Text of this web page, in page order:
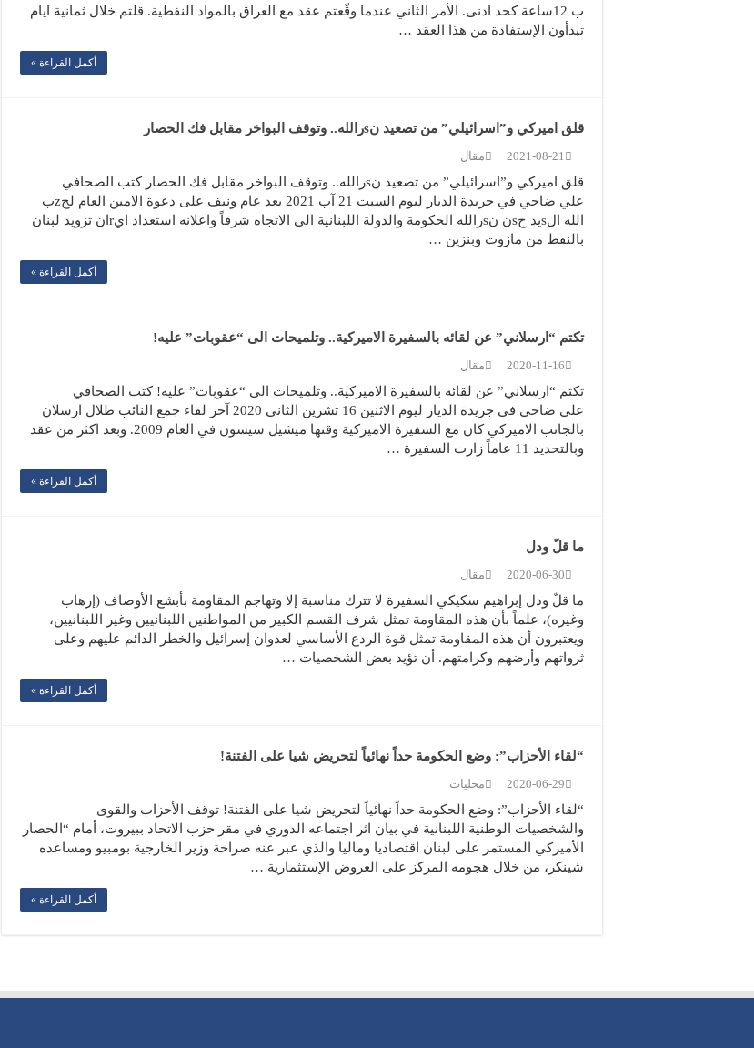
ب 12ساعة كحد ادنى. الأمر الثاني عندما وقّعتم عقد مع العراق بالمواد النفطية. قلتم خلال ثمانية ايام
تبدأون الإستفادة من هذا العقد …
أكمل القراءة »
قلق اميركي و”اسرائيلي” من تصعيد نsرالله.. وتوقف البواخر مقابل فك الحصار
2021-08-21 مقال
قلق اميركي و”اسرائيلي” من تصعيد نsرالله.. وتوقف البواخر مقابل فك الحصار كتب الصحافي
علي ضاحي في جريدة الديار ليوم السبت 21 آب 2021 بعد عام ونيف على دعوة الامين العام لحzب
الله الsيد حsن نsرالله الحكومة والدولة اللبنانية الى الاتجاه شرقاً واعلانه استعداد ايrان تزويد لبنان
بالنفط من مازوت وبنزين …
أكمل القراءة »
تكتم “ارسلاني” عن لقائه بالسفيرة الاميركية.. وتلميحات الى “عقوبات” عليه!
2020-11-16 مقال
تكتم “ارسلاني” عن لقائه بالسفيرة الاميركية.. وتلميحات الى “عقوبات” عليه! كتب الصحافي
علي ضاحي في جريدة الديار ليوم الاثنين 16 تشرين الثاني 2020 آخر لقاء جمع النائب طلال ارسلان
بالجانب الاميركي كان مع السفيرة الاميركية وقتها ميشيل سيسون في العام 2009. وبعد اكثر من عقد
وبالتحديد 11 عاماً زارت السفيرة …
أكمل القراءة »
ما قلّ ودل
2020-06-30 مقال
ما قلّ ودل إبراهيم سكيكي السفيرة لا تترك مناسبة إلا وتهاجم المقاومة بأبشع الأوصاف (إرهاب
وغيره)، علماً بأن هذه المقاومة تمثل شرف القسم الكبير من المواطنين اللبنانيين وغير اللبنانيين،
ويعتبرون أن هذه المقاومة تمثل قوة الردع الأساسي لعدوان إسرائيل والخطر الدائم عليهم وعلى
ثرواتهم وأرضهم وكرامتهم. أن تؤيد بعض الشخصيات …
أكمل القراءة »
“لقاء الأحزاب”: وضع الحكومة حداً نهائياً لتحريض شيا على الفتنة!
2020-06-29 محليات
“لقاء الأحزاب”: وضع الحكومة حداً نهائياً لتحريض شيا على الفتنة! توقف الأحزاب والقوى
والشخصيات الوطنية اللبنانية في بيان اثر اجتماعه الدوري في مقر حزب الاتحاد ببيروت، أمام “الحصار
الأميركي المستمر على لبنان اقتصاديا وماليا والذي عبر عنه صراحة وزير الخارجية بومبيو ومساعده
شينكر، من خلال هجومه المركز على العروض الإستثمارية …
أكمل القراءة »